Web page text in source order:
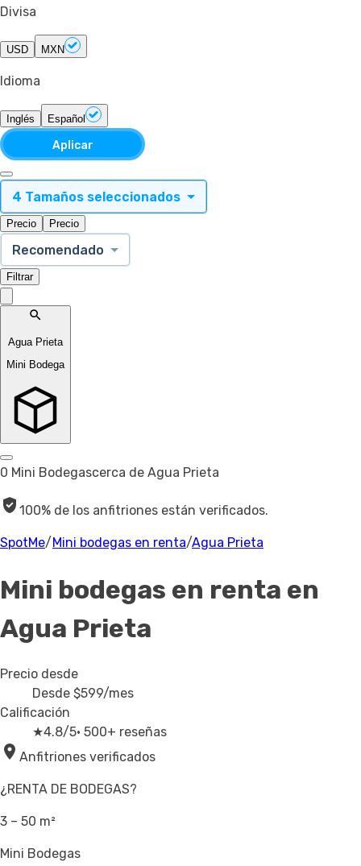
Divisa
USD MXN
Idioma
Inglés Español
Aplicar
4 Tamaños seleccionados
Precio Precio
Recomendado
Filtrar
Agua Prieta
Mini Bodega
0 Mini Bodegascerca de Agua Prieta
100% de los anfitriones están verificados.
SpotMe/ Mini bodegas en renta/Agua Prieta
Mini bodegas en renta en
Agua Prieta
Precio desde
Desde $599/mes
Calificación
★4.8/5· 500+ reseñas
Anfitriones verificados
¿RENTA DE BODEGAS?
3 – 50 m²
Mini Bodegas